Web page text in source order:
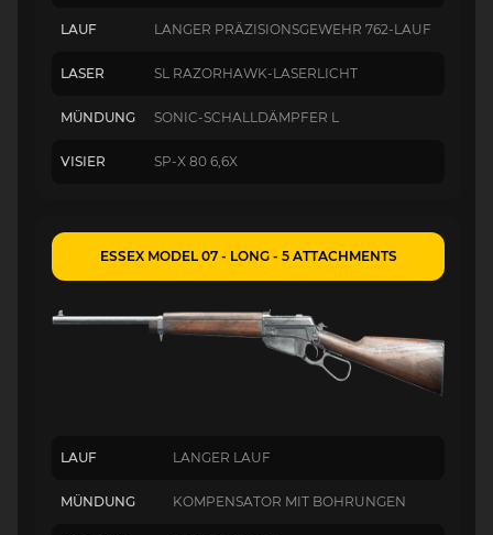
LAUF LANGER PRÄZISIONSGEWEHR 762-LAUF
LASER SL RAZORHAWK-LASERLICHT
MÜNDUNG SONIC-SCHALLDÄMPFER L
VISIER SP-X 80 6,6X
ESSEX MODEL 07 - LONG - 5 ATTACHMENTS
LAUF LANGER LAUF
MÜNDUNG KOMPENSATOR MIT BOHRUNGEN